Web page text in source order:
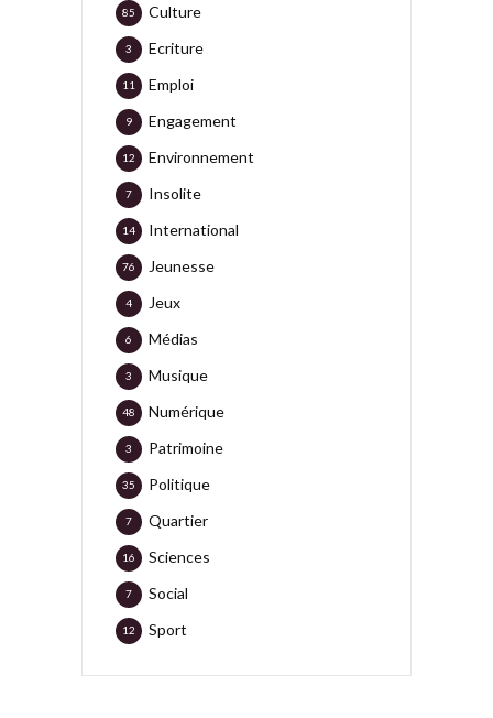
Culture
85
Ecriture
3
Emploi
11
Engagement
9
Environnement
12
Insolite
7
International
14
Jeunesse
76
Jeux
4
Médias
6
Musique
3
Numérique
48
Patrimoine
3
Politique
35
Quartier
7
Sciences
16
Social
7
Sport
12